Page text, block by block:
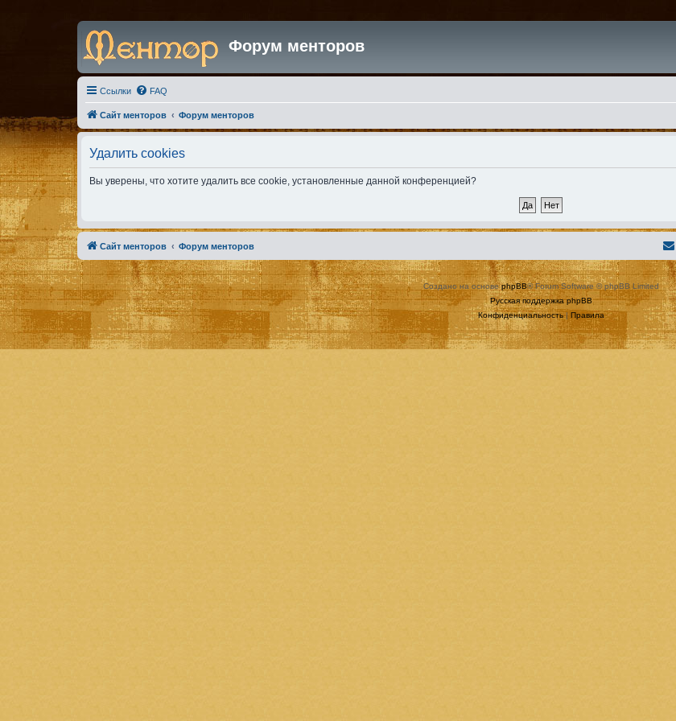
Форум менторов
Ссылки FAQ
Сайт менторов Форум менторов
Удалить cookies
Вы уверены, что хотите удалить все cookie, установленные данной конференцией?
Сайт менторов Форум менторов
Создано на основеphpBB® Forum Software © phpBB Limited
Русская поддержка phpBB
Конфиденциальность| Правила